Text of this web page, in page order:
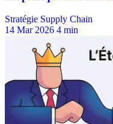
Stratégie Supply Chain
14 Mar 2026 4 min